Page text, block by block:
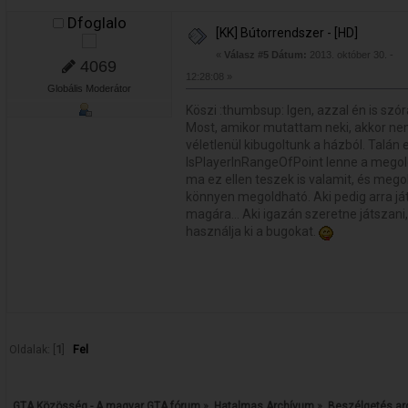
Dfoglalo
4069
Globális Moderátor
[KK] Bútorrendszer - [HD]
« Válasz #5 Dátum:
2013. október 30. -
12:28:08 »
Köszi :thumbsup: Igen, azzal én is
Most, amikor mutattam neki, akkor
véletlenül kibugoltunk a házból.
IsPlayerInRangeOfPoint lenne a
ma ez ellen teszek is valamit, és
könnyen megoldható. Aki pedig arra
magára... Aki igazán szeretne
használja ki a bugokat.
Oldalak: [ 1 Fel